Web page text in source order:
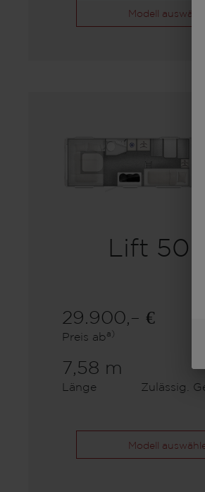
Modell
Lift 500
29.900,– €
Preis aba)
7,58 m
Länge Zulässig.
Modell